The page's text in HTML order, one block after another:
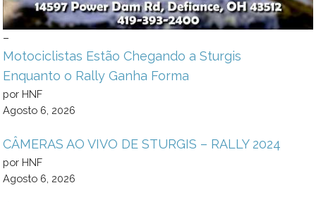
–
Motociclistas Estão Chegando a Sturgis
Enquanto o Rally Ganha Forma
por HNF
Agosto 6, 2026
CÂMERAS AO VIVO DE STURGIS – RALLY 2024
por HNF
Agosto 6, 2026